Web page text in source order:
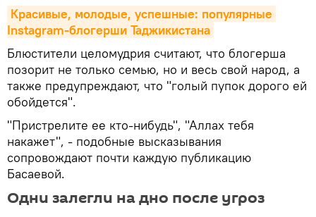
Красивые, молодые, успешные: популярные
Instagram-блогерши Таджикистана
Блюстители целомудрия считают, что блогерша
позорит не только семью, но и весь свой народ, а
также предупреждают, что "голый пупок дорого ей
обойдется".
"Пристрелите ее кто-нибудь", "Аллах тебя
накажет", - подобные высказывания
сопровождают почти каждую публикацию
Басаевой.
Одни залегли на дно после угроз